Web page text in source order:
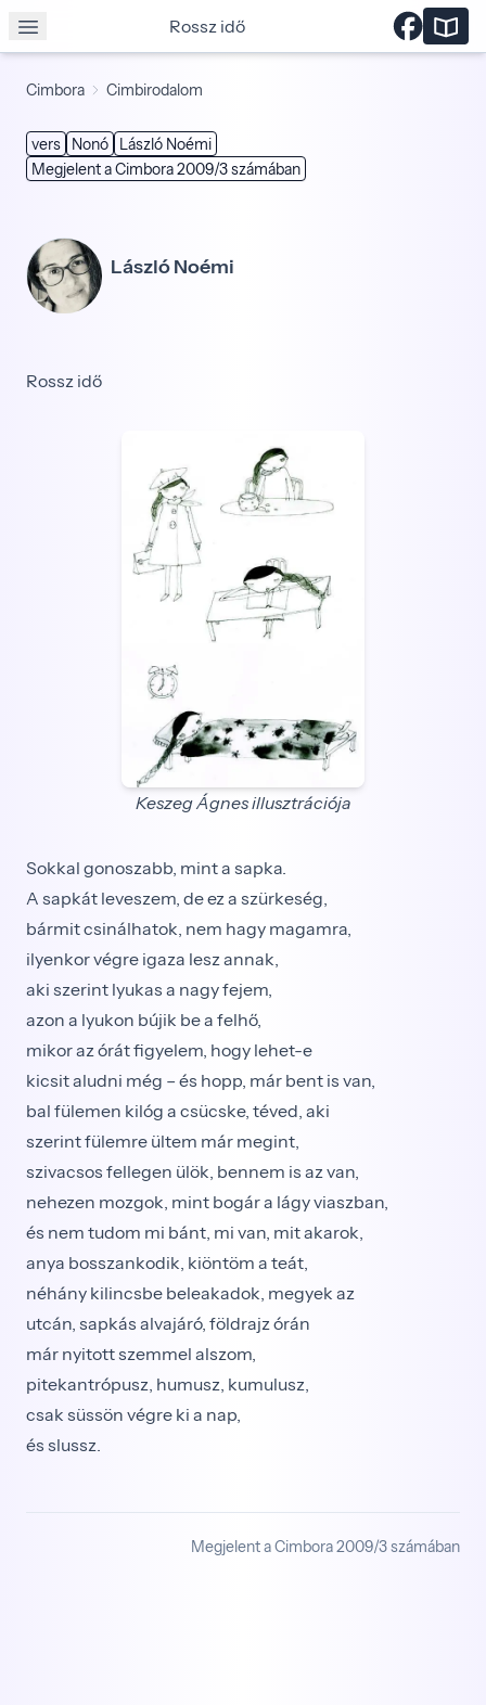
Rossz idő
Cimbora Cimbirodalom
vers Nonó
László Noémi
Megjelent a Cimbora 2009/3 számában
László Noémi
Rossz idő
Keszeg Ágnes illusztrációja
Sokkal gonoszabb, mint a sapka.
A sapkát leveszem, de ez a szürkeség,
bármit csinálhatok, nem hagy magamra,
ilyenkor végre igaza lesz annak,
aki szerint lyukas a nagy fejem,
azon a lyukon bújik be a felhő,
mikor az órát figyelem, hogy lehet-e
kicsit aludni még – és hopp, már bent is van,
bal fülemen kilóg a csücske, téved, aki
szerint fülemre ültem már megint,
szivacsos fellegen ülök, bennem is az van,
nehezen mozgok, mint bogár a lágy viaszban,
és nem tudom mi bánt, mi van, mit akarok,
anya bosszankodik, kiöntöm a teát,
néhány kilincsbe beleakadok, megyek az
utcán, sapkás alvajáró, földrajz órán
már nyitott szemmel alszom,
pitekantrópusz, humusz, kumulusz,
csak süssön végre ki a nap,
és slussz.
Megjelent a Cimbora 2009/3 számában